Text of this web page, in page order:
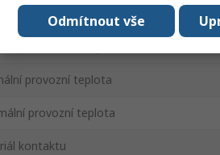
stejnosměrného napětí
střídavého napětí
provozní teplota
provozní teplota
kontaktu
Odmítnout vše